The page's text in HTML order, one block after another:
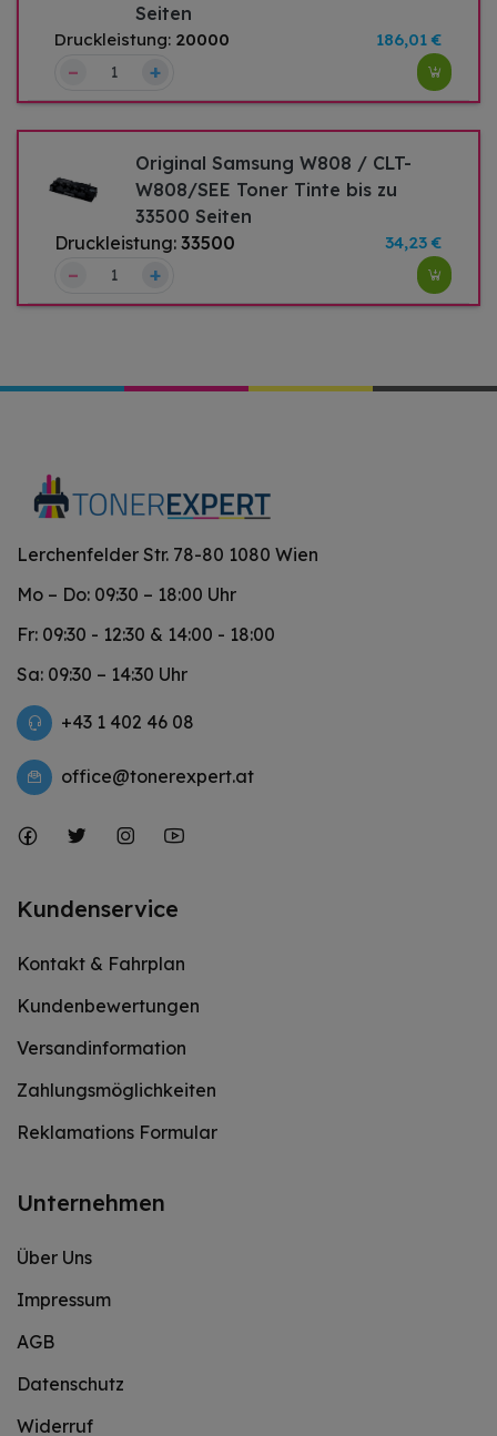
Seiten
Druckleistung: 20000 186,01 €
– +
Original Samsung W808 / CLT-
W808/SEE Toner Tinte bis zu
33500 Seiten
Druckleistung: 33500 34,23 €
– +
Lerchenfelder Str. 78-80 1080 Wien
Mo – Do: 09:30 – 18:00 Uhr
Fr: 09:30 - 12:30 & 14:00 - 18:00
Sa: 09:30 – 14:30 Uhr
+43 1 402 46 08
office@tonerexpert.at
Kundenservice
Kontakt & Fahrplan
Kundenbewertungen
Versandinformation
Zahlungsmöglichkeiten
Reklamations Formular
Unternehmen
Über Uns
Impressum
AGB
Datenschutz
Widerruf